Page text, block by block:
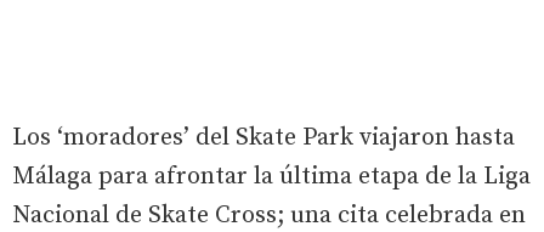
Los ‘moradores’ del Skate Park viajaron hasta
Málaga para afrontar la última etapa de la Liga
Nacional de Skate Cross; una cita celebrada en